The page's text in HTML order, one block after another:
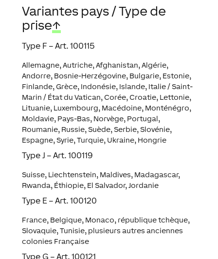
Variantes pays / Type de
prise↑
Type F – Art. 100115
Allemagne, Autriche, Afghanistan, Algérie,
Andorre, Bosnie-Herzégovine, Bulgarie, Estonie,
Finlande, Grèce, Indonésie, Islande, Italie / Saint-
Marin / État du Vatican, Corée, Croatie, Lettonie,
Lituanie, Luxembourg, Macédoine, Monténégro,
Moldavie, Pays-Bas, Norvège, Portugal,
Roumanie, Russie, Suède, Serbie, Slovénie,
Espagne, Syrie, Turquie, Ukraine, Hongrie
Type J – Art. 100119
Suisse, Liechtenstein, Maldives, Madagascar,
Rwanda, Éthiopie, El Salvador, Jordanie
Type E – Art. 100120
France, Belgique, Monaco, république tchèque,
Slovaquie, Tunisie, plusieurs autres anciennes
colonies Française
Type G – Art. 100121